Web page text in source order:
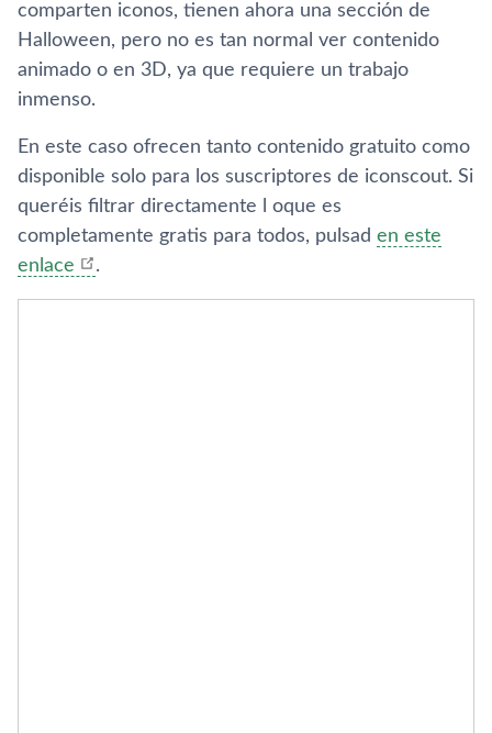
comparten iconos, tienen ahora una sección de
Halloween, pero no es tan normal ver contenido
animado o en 3D, ya que requiere un trabajo
inmenso.
En este caso ofrecen tanto contenido gratuito como
disponible solo para los suscriptores de iconscout. Si
queréis filtrar directamente l oque es
completamente gratis para todos, pulsad en este
enlace
.